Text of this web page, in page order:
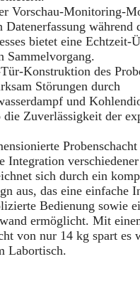
während
bietet eine
Sammelvorgang.
des
Störungen durch
und
die Zuverlässigkeit der
Integration
sich durch ein
aus, das eine einfache
Bedienung sowie
ermöglicht. Mit
von nur 14 kg spart es
Labortisch.